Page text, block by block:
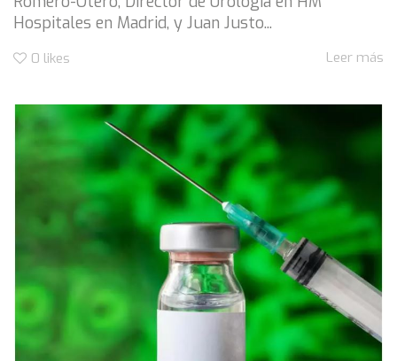
Hospitales en Madrid, y Juan Justo...
0 likes Leer más